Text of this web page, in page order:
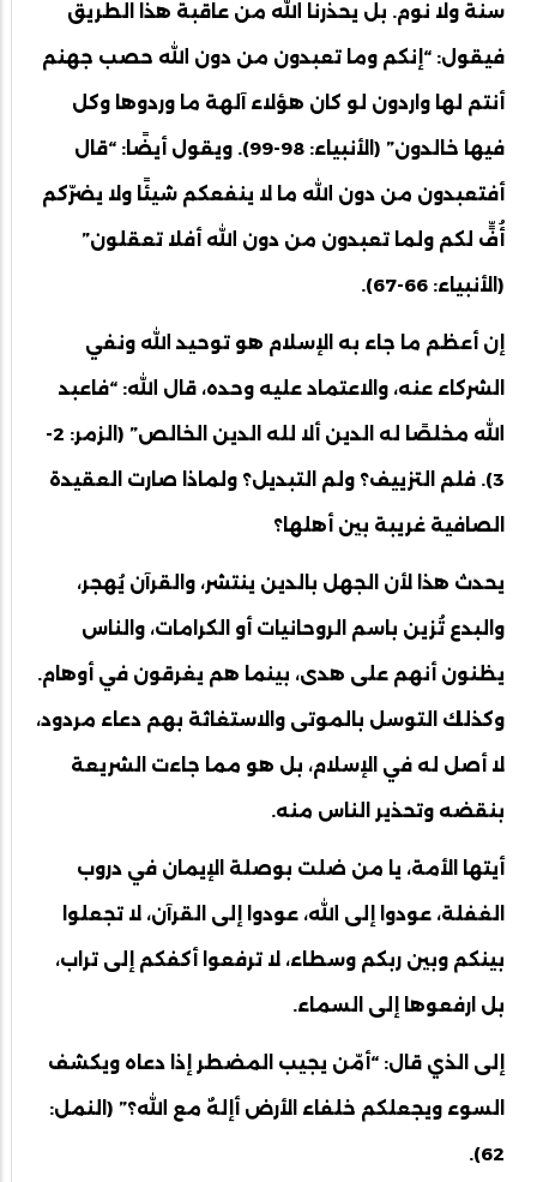
سنة ولا نوم. بل يحذرنا الله من عاقبة هذا الطريق
فيقول: “إنكم وما تعبدون من دون الله حصب جهنم
أنتم لها واردون لو كان هؤلاء آلهة ما وردوها وكل
فيها خالدون” (الأنبياء: 98-99). ويقول أيضًا: “قال
أفتعبدون من دون الله ما لا ينفعكم شيئًا ولا يضرّكم
أُفٍّ لكم ولما تعبدون من دون الله أفلا تعقلون”
(الأنبياء: 66-67).
إن أعظم ما جاء به الإسلام هو توحيد الله ونفي
الشركاء عنه، والاعتماد عليه وحده، قال الله: “فاعبد
الله مخلصًا له الدين ألا لله الدين الخالص” (الزمر: 2-
3). فلم التزييف؟ ولم التبديل؟ ولماذا صارت العقيدة
الصافية غريبة بين أهلها؟
يحدث هذا لأن الجهل بالدين ينتشر، والقرآن يُهجر،
والبدع تُزين باسم الروحانيات أو الكرامات، والناس
يظنون أنهم على هدى، بينما هم يغرقون في أوهام.
وكذلك التوسل بالموتى والاستغاثة بهم دعاء مردود،
لا أصل له في الإسلام، بل هو مما جاءت الشريعة
بنقضه وتحذير الناس منه.
أيتها الأمة، يا من ضلت بوصلة الإيمان في دروب
الغفلة، عودوا إلى الله، عودوا إلى القرآن، لا تجعلوا
بينكم وبين ربكم وسطاء، لا ترفعوا أكفكم إلى تراب،
بل ارفعوها إلى السماء.
إلى الذي قال: “أمّن يجيب المضطر إذا دعاه ويكشف
السوء ويجعلكم خلفاء الأرض أإلهٌ مع الله؟” (النمل:
62).